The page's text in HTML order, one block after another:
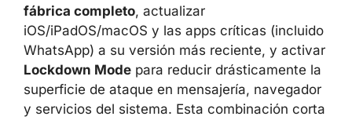
fábrica completo, actualizar
iOS/iPadOS/macOS y las apps críticas (incluido
WhatsApp) a su versión más reciente, y activar
Lockdown Mode para reducir drásticamente la
superficie de ataque en mensajería, navegador
y servicios del sistema. Esta combinación corta